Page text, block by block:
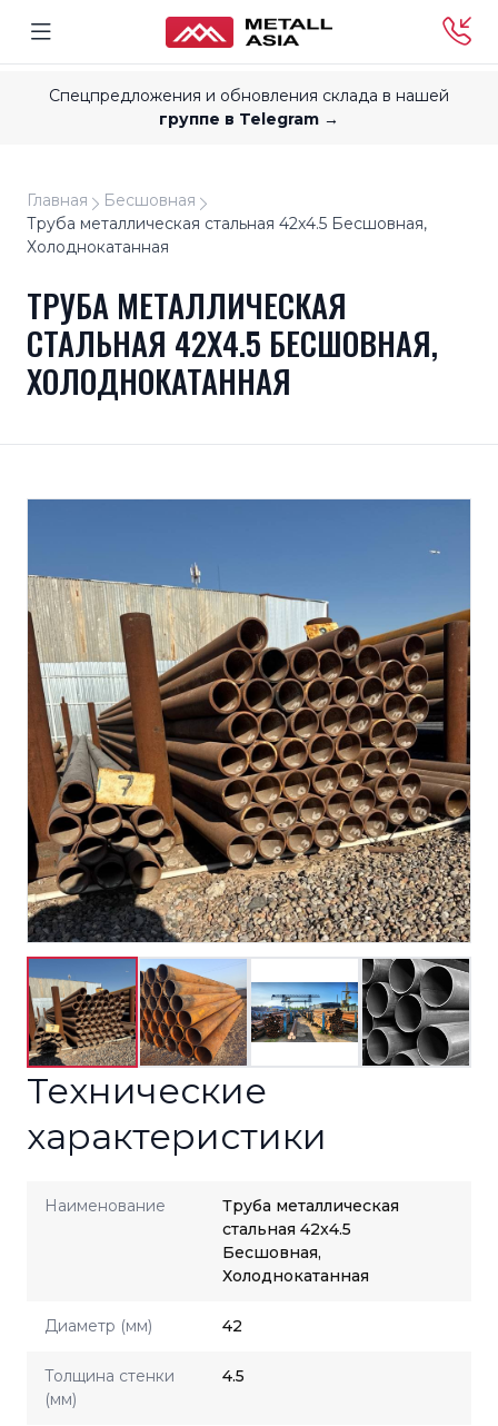
Спецпредложения и обновления склада в нашей
группе в Telegram →
Главная
Бесшовная
Труба металлическая стальная 42x4.5 Бесшовная,
Холоднокатанная
ТРУБА МЕТАЛЛИЧЕСКАЯ
СТАЛЬНАЯ 42X4.5 БЕСШОВНАЯ,
ХОЛОДНОКАТАННАЯ
Технические
характеристики
Наименование
Труба металлическая
стальная 42x4.5
Бесшовная,
Холоднокатанная
Диаметр (мм) 42
Толщина стенки
(мм)
4.5